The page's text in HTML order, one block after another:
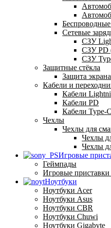
Беспроводные
Сетевые
СЗУ
СЗУ PD
СЗУ
Защитные стёкла
Защита
Кабели и
Кабели
Кабели PD
Кабели Type-C
Чехлы
Чехлы для
Чехлы
Чехлы
Игровые
Геймпады
Игровые приставки
Ноутбуки
Ноутбуки Acer
Ноутбуки Asus
Ноутбуки CBR
Ноутбуки Chuwi
Ноутбуки Gigabyte